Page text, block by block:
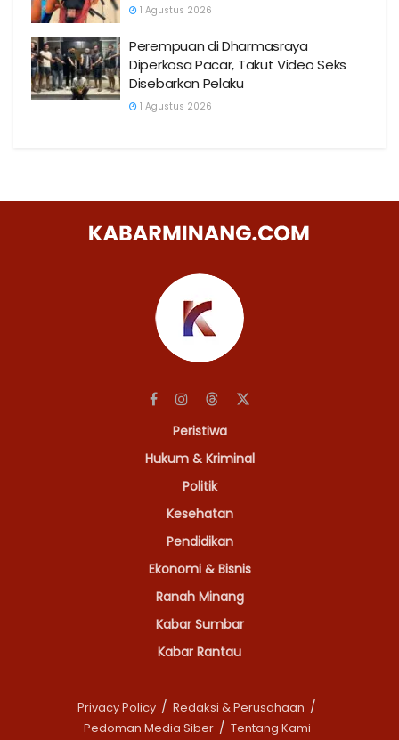
1 Agustus 2026
Perempuan di Dharmasraya
Diperkosa Pacar, Takut Video Seks
Disebarkan Pelaku
1 Agustus 2026
Peristiwa
Hukum & Kriminal
Politik
Kesehatan
Pendidikan
Ekonomi & Bisnis
Ranah Minang
Kabar Sumbar
Kabar Rantau
Privacy Policy
Redaksi & Perusahaan
Pedoman Media Siber
Tentang Kami